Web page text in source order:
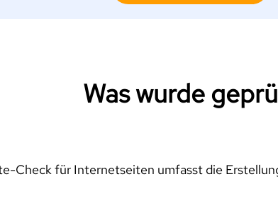
Was wurde
Check für Internetseiten umfasst die